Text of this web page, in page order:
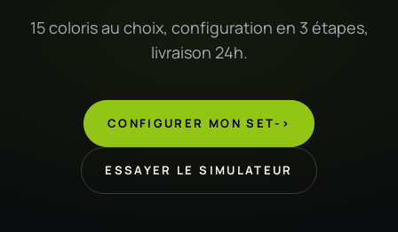
15 coloris au choix, configuration en 3 étapes,
livraison 24h.
CONFIGURER MON SET->
ESSAYER LE SIMULATEUR